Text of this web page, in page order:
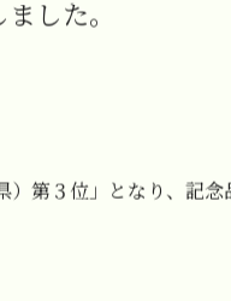
した。
第３位」となり、記念